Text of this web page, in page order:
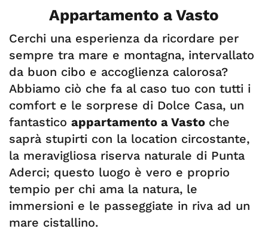
Appartamento a Vasto
Cerchi una esperienza da ricordare per
sempre tra mare e montagna, intervallato
da buon cibo e accoglienza calorosa?
Abbiamo ciò che fa al caso tuo con tutti i
comfort e le sorprese di Dolce Casa, un
fantastico appartamento a Vasto che
saprà stupirti con la location circostante,
la meravigliosa riserva naturale di Punta
Aderci; questo luogo è vero e proprio
tempio per chi ama la natura, le
immersioni e le passeggiate in riva ad un
mare cistallino.